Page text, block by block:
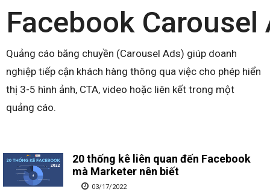
Facebook Carousel
Quảng cáo băng chuyền (Carousel Ads) giúp doanh
nghiệp tiếp cận khách hàng thông qua việc cho phép hiển
thị 3-5 hình ảnh, CTA, video hoặc liên kết trong một
quảng cáo.
20 thống kê liên quan đến Facebook
mà Marketer nên biết
03/17/2022